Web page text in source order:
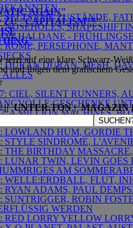
SELTSAME ZUSTÄNDE,
NOSEHOLES,
HALDANE -
ROME, PERSEPHONE,
DURAN DURAN, MESH,
ALLES
CIEL, SILENT RUNNERS,
GESCHENKE
A MILLION MACHINES,
LOWLAND HUM, GORDIE
STYLE SINDROME,
THE BIRTHDAY
LUNAR TWIN, LEVIN GOES
AM
WELLE:ERDBALL, FLUT,
RYAN ADAMS, PAUL
SUNTRIGGER, ROBIN
WERDEN
RED LORRY YELLOW
AGAIN"
ZU"CAPITALISM™"
auf eine klare Schwarz-
und folgen dem grafischem
|| UNTER.TON | MAGAZIN